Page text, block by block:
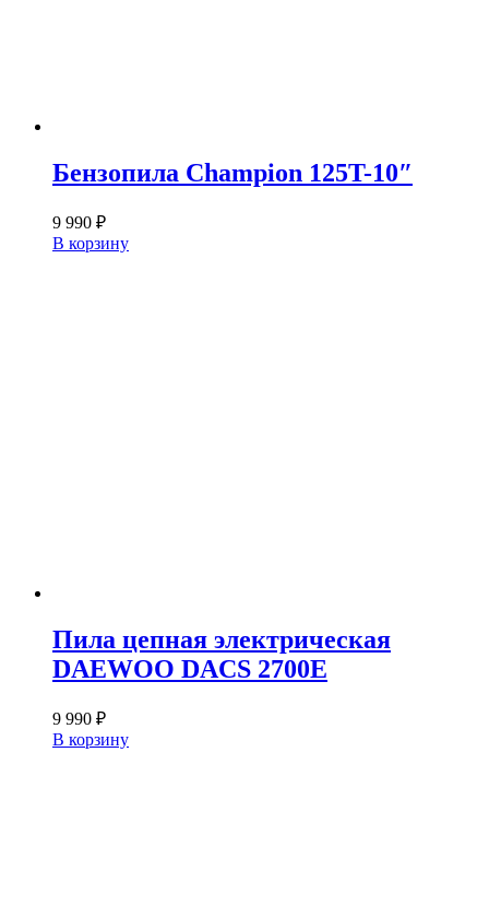
Бензопила Champion 125T-10″
9 990 ₽
В корзину
Пила цепная электрическая
DAEWOO DACS 2700E
9 990 ₽
В корзину